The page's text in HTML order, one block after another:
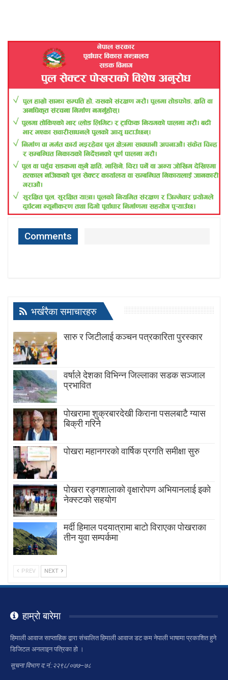
Comments
भर्खरैका समाचारहरु
सारु र जिटीलाई कञ्चन पत्रकारिता पुरस्कार
वर्षाले देशका विभिन्न जिल्लाका सडक सञ्जाल
प्रभावित
पोखरामा शुक्रबारदेखी किराना पसलबाटै ग्यास
बिक्री गरिने
पोखरा महानगरको वार्षिक प्रगति समीक्षा सुरु
पोखरा रङ्गशालाको वृक्षारोपण अभियानलाई इको
नेक्स्टको सहयोग
मर्दी हिमाल पदयात्रामा बाटाे विराएका पाेखराका
तीन युवा सम्पर्कमा
PREV NEXT
हाम्रो बारेमा
हिमाली आवाज साप्ताहिक द्वारा संचालित हिमाली आवाज डट कम नेपाली भाषामा प्रकाशित हुने
डिजिटल अनलाइन पत्रिका हो ।
सूचना विभाग द.नं.:२२९८/०७७–७८